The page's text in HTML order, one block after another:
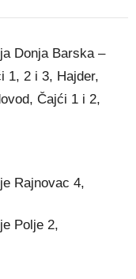
Donja Barska –
1, 2 i 3, Hajder,
Čajći 1 i 2,
Rajnovac 4,
Polje 2,